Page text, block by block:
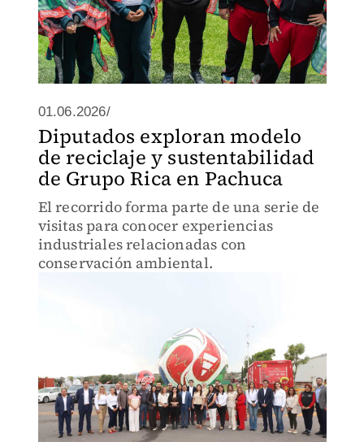
01.06.2026/
Diputados exploran modelo
de reciclaje y sustentabilidad
de Grupo Rica en Pachuca
El recorrido forma parte de una serie de
visitas para conocer experiencias
industriales relacionadas con
conservación ambiental.